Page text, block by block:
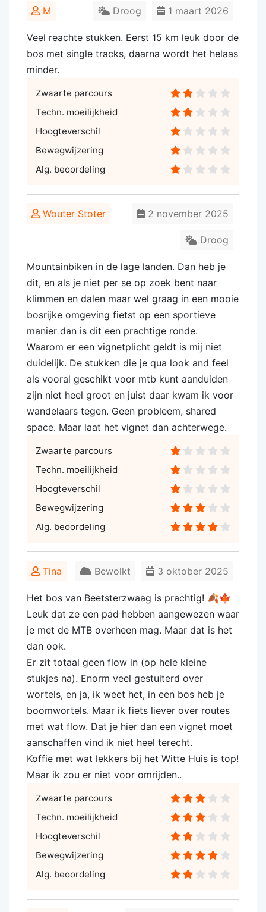
M 1 maart 2026
Droog
Veel reachte stukken. Eerst 15 km leuk door de
bos met single tracks, daarna wordt het helaas
minder.
Zwaarte parcours
Techn. moeilijkheid
Hoogteverschil
Bewegwijzering
Alg. beoordeling
Wouter Stoter 2 november 2025
Droog
Mountainbiken in de lage landen. Dan heb je
dit, en als je niet per se op zoek bent naar
klimmen en dalen maar wel graag in een mooie
bosrijke omgeving fietst op een sportieve
manier dan is dit een prachtige ronde.
Waarom er een vignetplicht geldt is mij niet
duidelijk. De stukken die je qua look and feel
als vooral geschikt voor mtb kunt aanduiden
zijn niet heel groot en juist daar kwam ik voor
wandelaars tegen. Geen probleem, shared
space. Maar laat het vignet dan achterwege.
Zwaarte parcours
Techn. moeilijkheid
Hoogteverschil
Bewegwijzering
Alg. beoordeling
Tina 3 oktober 2025
Bewolkt
Het bos van Beetsterzwaag is prachtig! 🍂🍁
Leuk dat ze een pad hebben aangewezen waar
je met de MTB overheen mag. Maar dat is het
dan ook.
Er zit totaal geen flow in (op hele kleine
stukjes na). Enorm veel gestuiterd over
wortels, en ja, ik weet het, in een bos heb je
boomwortels. Maar ik fiets liever over routes
met wat flow. Dat je hier dan een vignet moet
aanschaffen vind ik niet heel terecht.
Koffie met wat lekkers bij het Witte Huis is top!
Maar ik zou er niet voor omrijden..
Zwaarte parcours
Techn. moeilijkheid
Hoogteverschil
Bewegwijzering
Alg. beoordeling